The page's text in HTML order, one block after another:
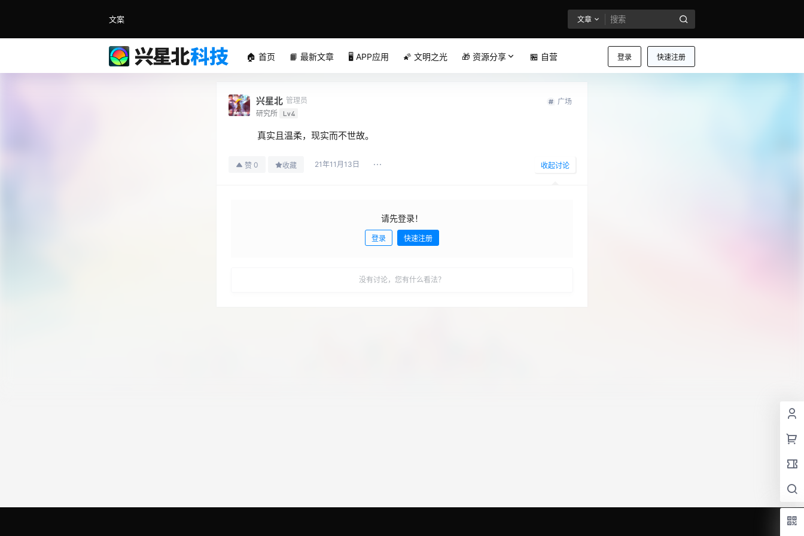
文案 文章
登录 快速注册
🏠 首页 📙 最新文章 🖥️ APP应用 🌠 文明之光 🎁 资源分享 🏪 自营
兴星北 管理员
研究所 Lv4
广场
真实且温柔，现实而不世故。
赞 0 收藏 21年11月13日 收起讨论
请先登录！
登录 快速注册
没有讨论，您有什么看法？